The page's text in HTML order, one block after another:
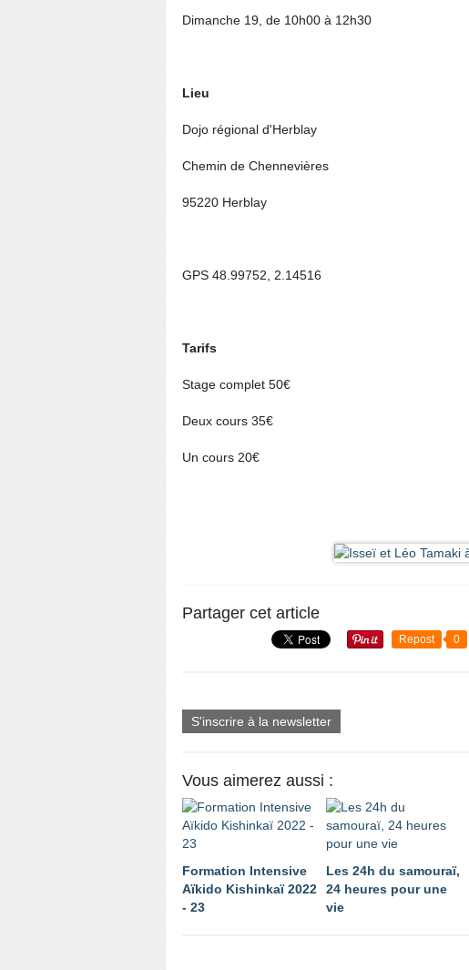
Dimanche 19, de 10h00 à 12h30
Lieu
Dojo régional d'Herblay
Chemin de Chennevières
95220 Herblay
GPS 48.99752, 2.14516
Tarifs
Stage complet 50€
Deux cours 35€
Un cours 20€
Partager cet article
Repost 0
S'inscrire à la newsletter
Vous aimerez aussi :
Formation Intensive
Aïkido Kishinkaï 2022
- 23
Les 24h du samouraï,
24 heures pour une
vie